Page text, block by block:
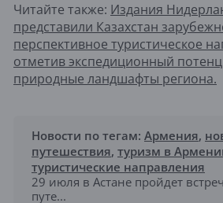
Читайте также: Издания
представили Казахстан
перспективное туристическое
отметив экспедиционный
природные ландшафты региона.
Новости по тегам: Армения,
путешествия, туризм в
туристические направления
29 июля в Астане пройдет
путе...